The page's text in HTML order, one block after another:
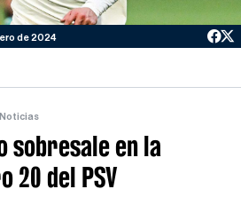
de 2024
Noticias
sobresale en la
20 del PSV